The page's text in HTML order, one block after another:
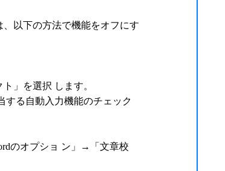
下の方法で機能をオフにす
を選択 します。
る自動入力機能のチェック
のオプショ ン」→「文章校